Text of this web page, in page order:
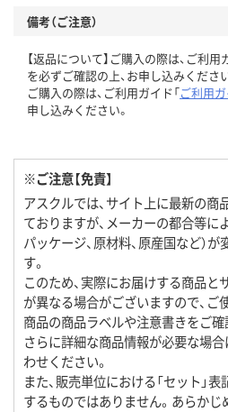
備考（ご注意）
【返品について】ご購入の際は、ご利用
を必ずご確認の上、お申し込みください
ご購入の際は、ご利用ガイド「ご利用
申し込みください。
※ご注意【免責】
アスクルでは、サイト上に最新の商
ておりますが、メーカーの都合等によ
パッケージ、原材料、原産国など）
す。
このため、実際にお届けする商品
が異なる場合がございますので、ご
商品の商品ラベルや注意書きをご確
さらに詳細な商品情報が必要な場
わせください。
また、販売単位における「セット」
するものではありません。あらかじ